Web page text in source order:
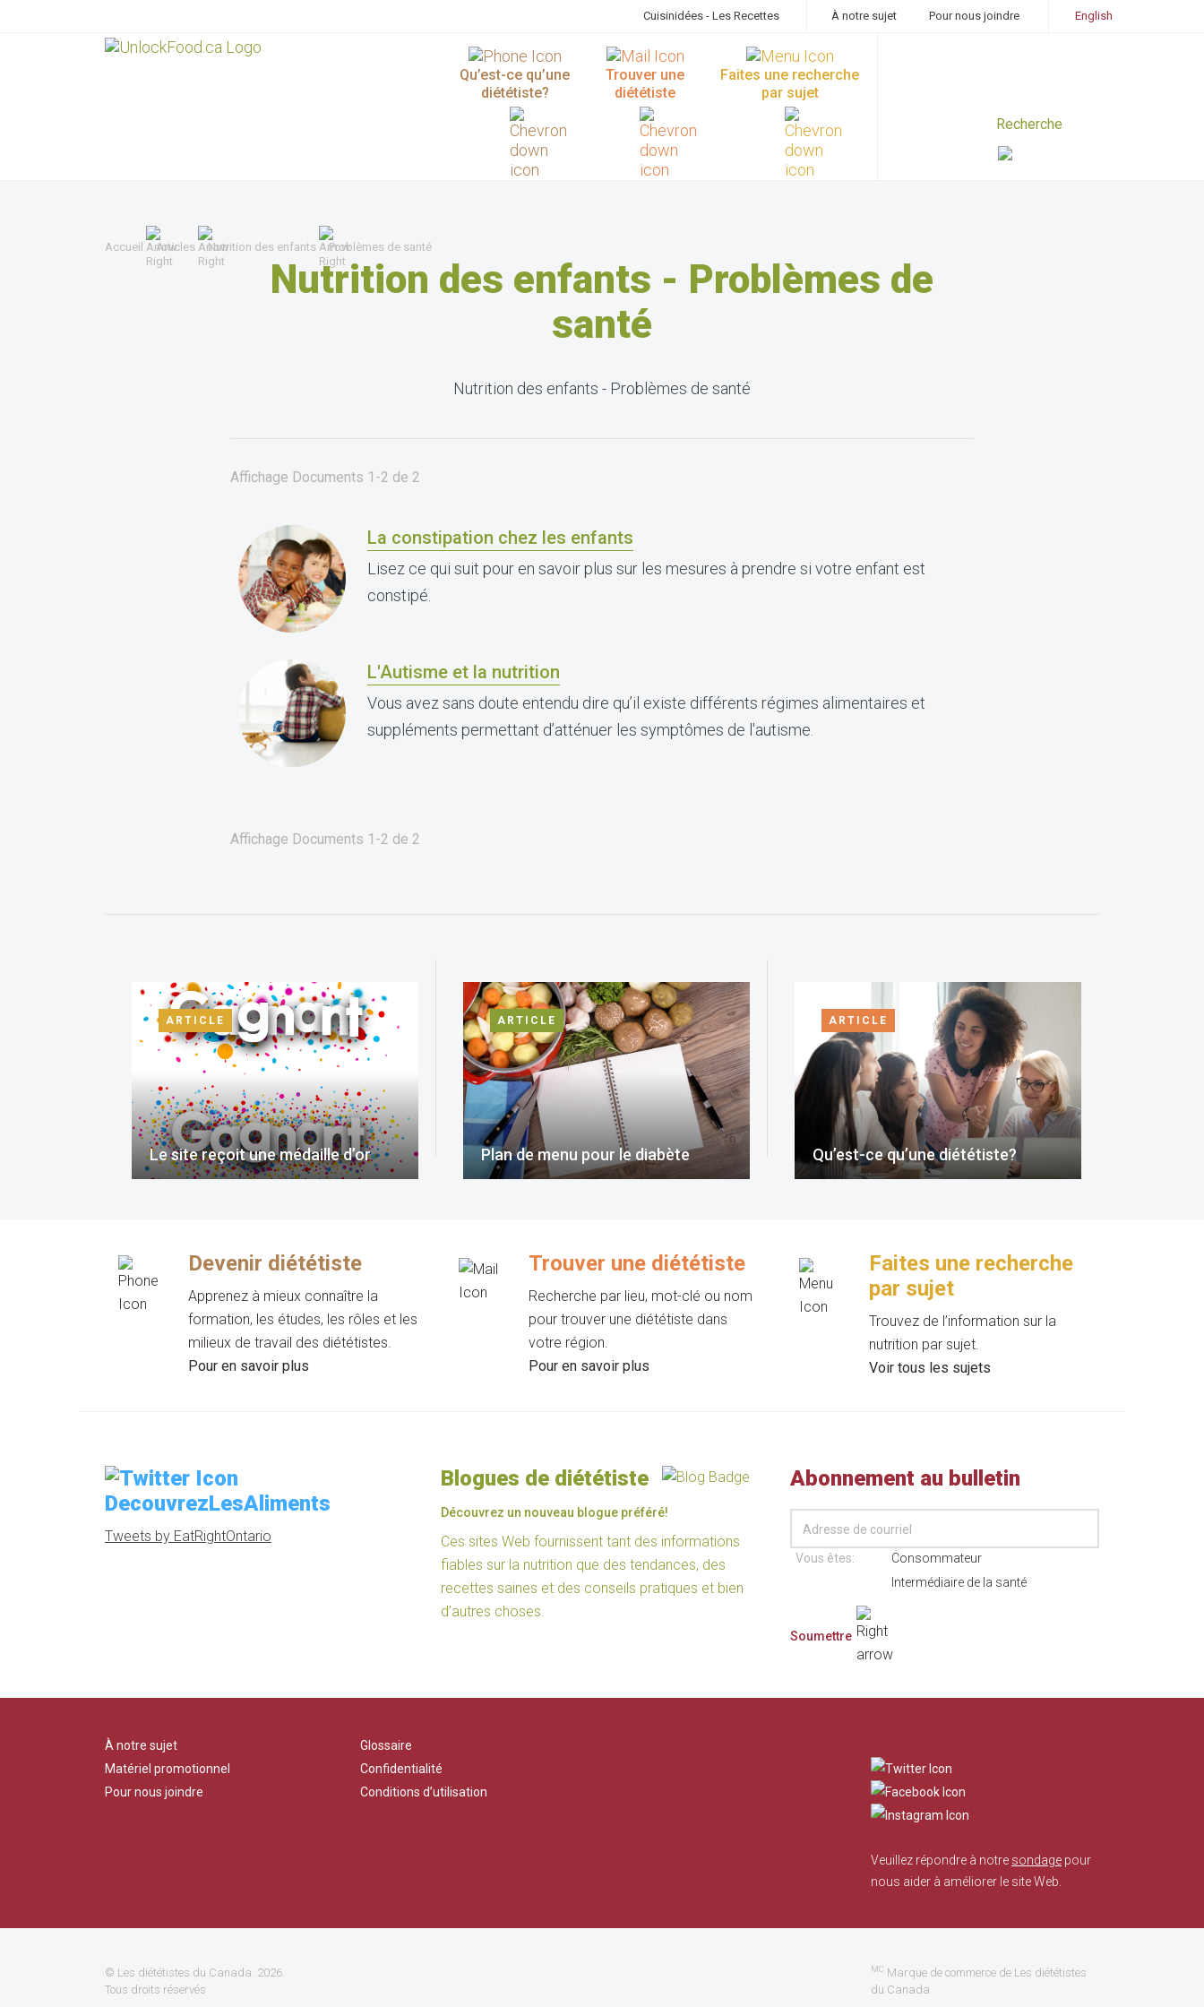
Cuisinidées - Les Recettes À notre sujet Pour nous joindre English
Qu’est-ce qu’une
diététiste?
Trouver une
diététiste
Faites une recherche
par sujet
Accueil Articles Nutrition des enfants Problèmes de santé
Nutrition des enfants - Problèmes de
santé
Nutrition des enfants - Problèmes de santé
Affichage Documents 1-2 de 2
La constipation chez les enfants
Lisez ce qui suit pour en savoir plus sur les mesures à prendre si votre enfant est
constipé.
L'Autisme et la nutrition
Vous avez sans doute entendu dire qu’il existe différents régimes alimentaires et
suppléments permettant d’atténuer les symptômes de l'autisme.
Affichage Documents 1-2 de 2
ARTICLE
Le site reçoit une médaille d’or
ARTICLE
Plan de menu pour le diabète
ARTICLE
Qu’est-ce qu’une diététiste?
Devenir diététiste
Apprenez à mieux connaître la
formation, les études, les rôles et les
milieux de travail des diététistes.
Pour en savoir plus
Trouver une diététiste
Recherche par lieu, mot-clé ou nom
pour trouver une diététiste dans
votre région.
Pour en savoir plus
Faites une recherche
par sujet
Trouvez de l’information sur la
nutrition par sujet.
Voir tous les sujets
DecouvrezLesAliments
Tweets by EatRightOntario
Blogues de diététiste
Découvrez un nouveau blogue préféré!
Ces sites Web fournissent tant des informations
fiables sur la nutrition que des tendances, des
recettes saines et des conseils pratiques et bien
d’autres choses.
Abonnement au bulletin
Vous êtes:
Consommateur
Intermédiaire de la santé
À notre sujet
Matériel promotionnel
Pour nous joindre
Glossaire
Confidentialité
Conditions d’utilisation
Veuillez répondre à notre sondage pour
nous aider à améliorer le site Web.
© Les diététistes du Canada. 2026.
Tous droits réservés
MC Marque de commerce de Les diététistes
du Canada